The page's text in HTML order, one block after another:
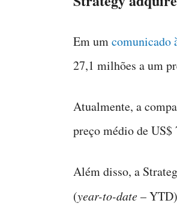
Em umcomunicado
27,1 milhões a um
Atualmente, a
preço médio de
Além disso, a
(year-to-date–